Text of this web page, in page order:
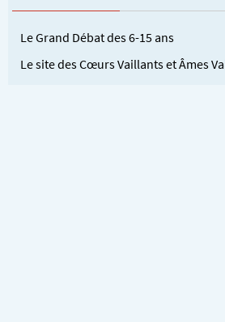
Le Grand Débat des 6-15 ans
Le site des Cœurs Vaillants et Âmes